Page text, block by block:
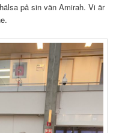
på sin vän Amirah. Vi är